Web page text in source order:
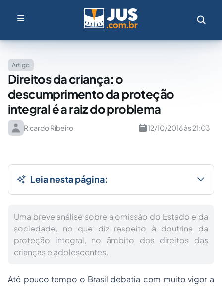
Artigo
Direitos da criança: o
descumprimento da proteção
integral é a raiz do problema
Ricardo Ribeiro 12/10/2016 às 21:03
Leia nesta página:
Uma breve análise sobre a omissão do Estado e da
sociedade, no que diz respeito à doutrina da
proteção integral, no âmbito dos direitos das
crianças e adolescentes.
Até pouco tempo o Brasil debatia com muito vigor a